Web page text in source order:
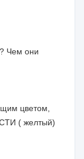
Чем они
цветом,
( желтый)